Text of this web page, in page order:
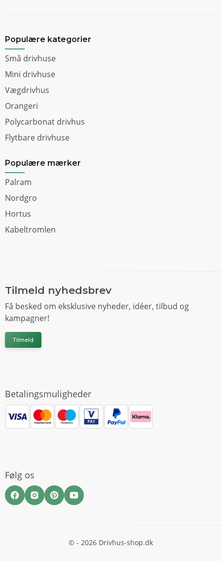
Populære kategorier
Små drivhuse
Mini drivhuse
Vægdrivhus
Orangeri
Polycarbonat drivhus
Flytbare drivhuse
Populære mærker
Palram
Nordgro
Hortus
Kabeltromlen
Tilmeld nyhedsbrev
Få besked om eksklusive nyheder, idéer, tilbud og
kampagner!
Tilmeld
Betalingsmuligheder
Følg os
© - 2026 Drivhus-shop.dk